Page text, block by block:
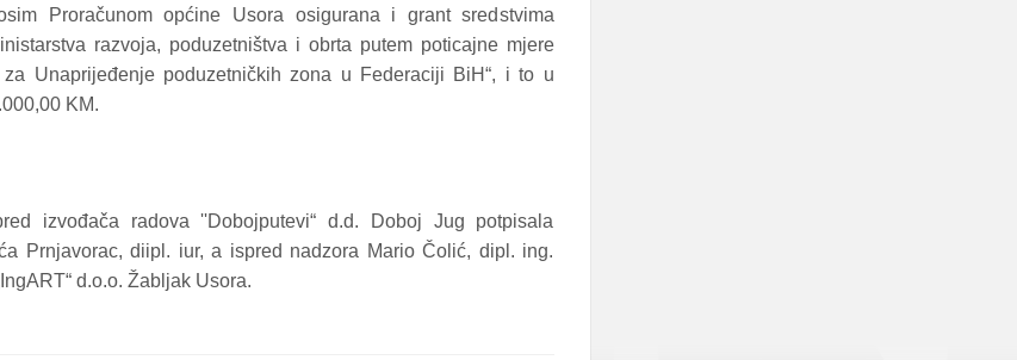
Proračunom općine Usora osigurana i grant sredstvima
razvoja, poduzetništva i obrta putem poticajne mjere
za Unaprijeđenje poduzetničkih zona u Federaciji BiH“, i to u
KM.
izvođača radova ''Dobojputevi“ d.d. Doboj Jug potpisala
Prnjavorac, diipl. iur, a ispred nadzora Mario Čolić, dipl. ing.
d.o.o. Žabljak Usora.